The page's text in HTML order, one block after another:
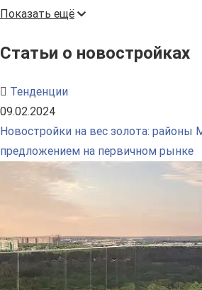
Показать ещё
Статьи о новостройках
Тенденции
09.02.2024
Новостройки на вес золота: районы
предложением на первичном рынке